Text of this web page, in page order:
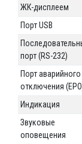
ЖК-дисплеем
Порт USB
порт (RS-232)
Порт аварийного
отключения
Индикация
Звуковые
оповещения